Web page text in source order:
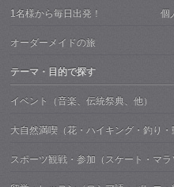
1名様から毎日出発！ 個人
オーダーメイドの旅
テーマ・目的で探す
イベント（音楽、伝統祭典、他）
大自然満喫（花・ハイキング・釣り・
スポーツ観戦・参加（スケート・マラ